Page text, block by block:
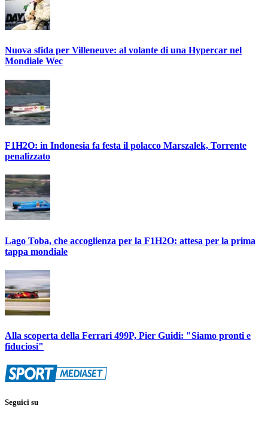
Nuova sfida per Villeneuve: al volante di una Hypercar nel
Mondiale Wec
F1H2O: in Indonesia fa festa il polacco Marszalek, Torrente
penalizzato
Lago Toba, che accoglienza per la F1H2O: attesa per la prima
tappa mondiale
Alla scoperta della Ferrari 499P, Pier Guidi: "Siamo pronti e
fiduciosi"
Seguici su